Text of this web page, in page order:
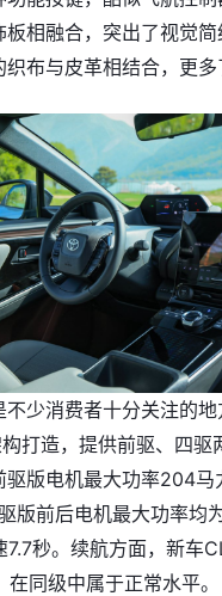
相融合，突出了视觉简
布与皮革相结合，更多
不少消费者十分关注的
打造，提供前驱、四驱
驱版电机最大功率204
版前后电机最大功率均
秒。续航方面，新车
同级中属于正常水平。